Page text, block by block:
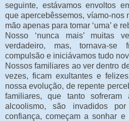
seguinte, estávamos envoltos
que apercebêssemos, víamo-nos
mão apenas para tomar ‘uma’ e
Nosso ‘nunca mais’ muitas
verdadeiro, mas, tornava-
compulsão e iniciávamos tudo
Nossos familiares ao ver dentro
vezes, ficam exultantes e
nossa evolução, de repente
familiares, que tanto
alcoolismo, são invadidos
confiança, começam a sonhar